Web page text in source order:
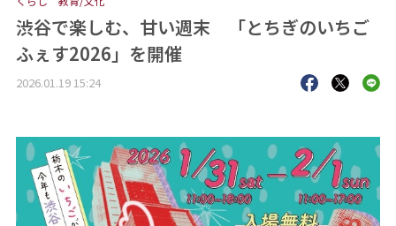
おすすめコンテンツ
出版物
渋谷で楽しむ、甘い週末 「とちぎのいちご
ふぇす2026」を開催
2026.01.19 15:24